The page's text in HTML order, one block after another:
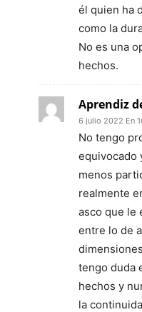
él quien ha
como la
No es una
hechos.
Aprendiz
6 julio 2022 En
No tengo
equivocado
menos
realmente
asco que le
entre lo de
tengo duda
hechos y
la